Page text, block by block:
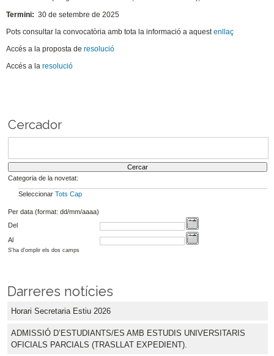
Termini:30 de setembre de 2025
Pots consultar la convocatòria amb tota la informació a aquestenllaç
Accés a la proposta deresolució
Accés a laresolució
Cercador
Categoria de la novetat:
Seleccionar Tots Cap
Per data (format: dd/mm/aaaa)
Del
Al
S'ha d'omplir els dos camps
Darreres notícies
Horari Secretaria Estiu 2026
ADMISSIÓ D’ESTUDIANTS/ES AMB ESTUDIS UNIVERSITARIS
OFICIALS PARCIALS (TRASLLAT EXPEDIENT).